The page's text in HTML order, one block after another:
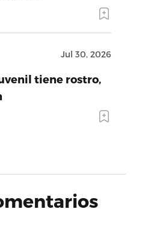
Jul 30, 2026
tiene rostro,